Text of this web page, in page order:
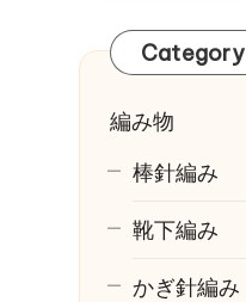
Category
編み物
棒針編み
靴下編み
かぎ針編み